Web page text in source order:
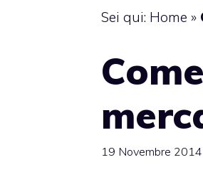
Sei qui: Home »
19 Novembre 2014